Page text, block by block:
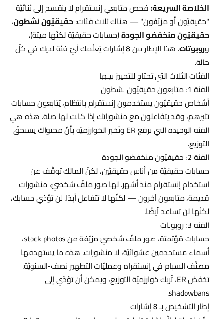
الخلاصة السريعة:فحص متابعي إنستقرام لا ينقسم إلى ثنائيّة
"حقيقيّون أو مزيّفون" — هناك ثلاث فئات:حقيقيّون نشطون،
حقيقيّون منخفضو الجودة(حسابات حقيقيّة لكنّها ميتة)،
وروبوتات
. هذا الإطار من 8 إشارات يُعلِّمك أيّ فئة لديك في كلّ
حالة.
الفئات الثلاث التي تحتاج للتمييز بينها
الفئة 1: متابعون حقيقيّون نشطون
أشخاص حقيقيّون يستخدمون إنستقرام بانتظام، يُتابعون حسابات
تثيرهم، وقد يتفاعلون مع منشوراتك إذا كانت لها صلة. هذه هي
الفئة الوحيدة التي ترفع ER وتُخبر الخوارزميّة بأنّ محتواك يستحقّ
التوزيع.
الفئة 2: حقيقيّون منخفضو الجودة
حسابات حقيقيّة من أناس حقيقيّين، لكنّ المالك توقّف عن
استخدام إنستقرام منذ أشهر. لها صور ملفّ شخصيّ، منشورات
قديمة، متابعون آخرون — لكنّها لا تتفاعل أبدًا. لن تؤذي حسابك،
لكنّها لن تساعد أيضًا.
الفئة 3: روبوتات
حسابات مُؤتمتة، صور ملفّ شخصيّ مزيّفة من stock photos،
أسماء مستخدمين عشوائيّة، لا منشورات. هذه ما يستهدفها
مصنِّف السبام في إنستقرام وعمليّات التطهير نصف-السنويّة.
تخفض ER، تُربك خوارزميّة التوزيع، ويمكن أن تؤدّي إلى
shadowbans.
إطار التشخيص بـ 8 إشارات